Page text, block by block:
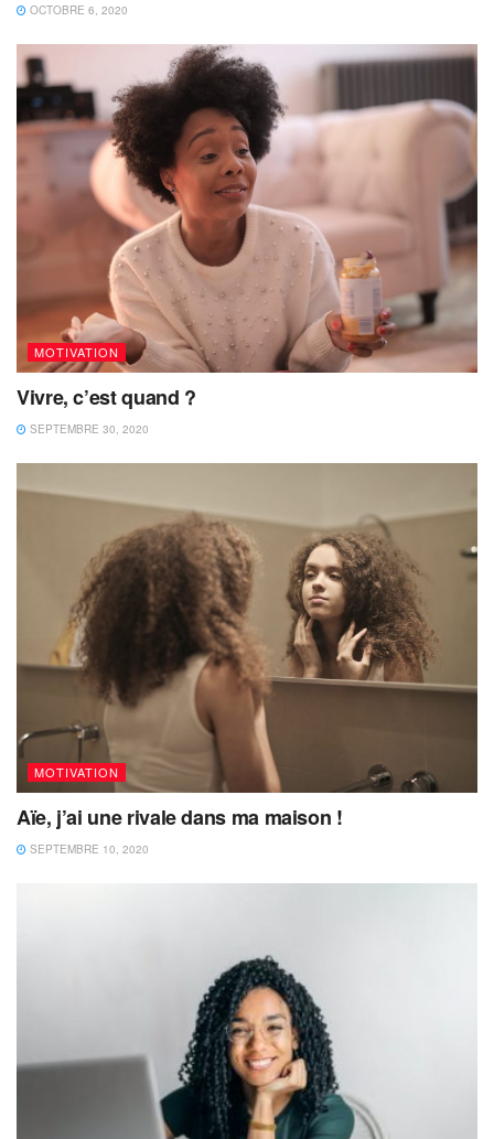
OCTOBRE 6, 2020
MOTIVATION
Vivre, c’est quand ?
SEPTEMBRE 30, 2020
MOTIVATION
Aïe, j’ai une rivale dans ma maison !
SEPTEMBRE 10, 2020